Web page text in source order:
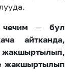
чечим ─ бул
айтканда,
жакшыртылып